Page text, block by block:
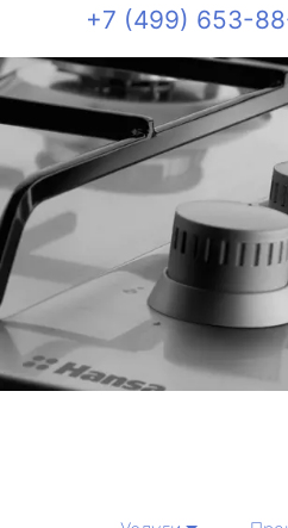
+7 (499) 653-